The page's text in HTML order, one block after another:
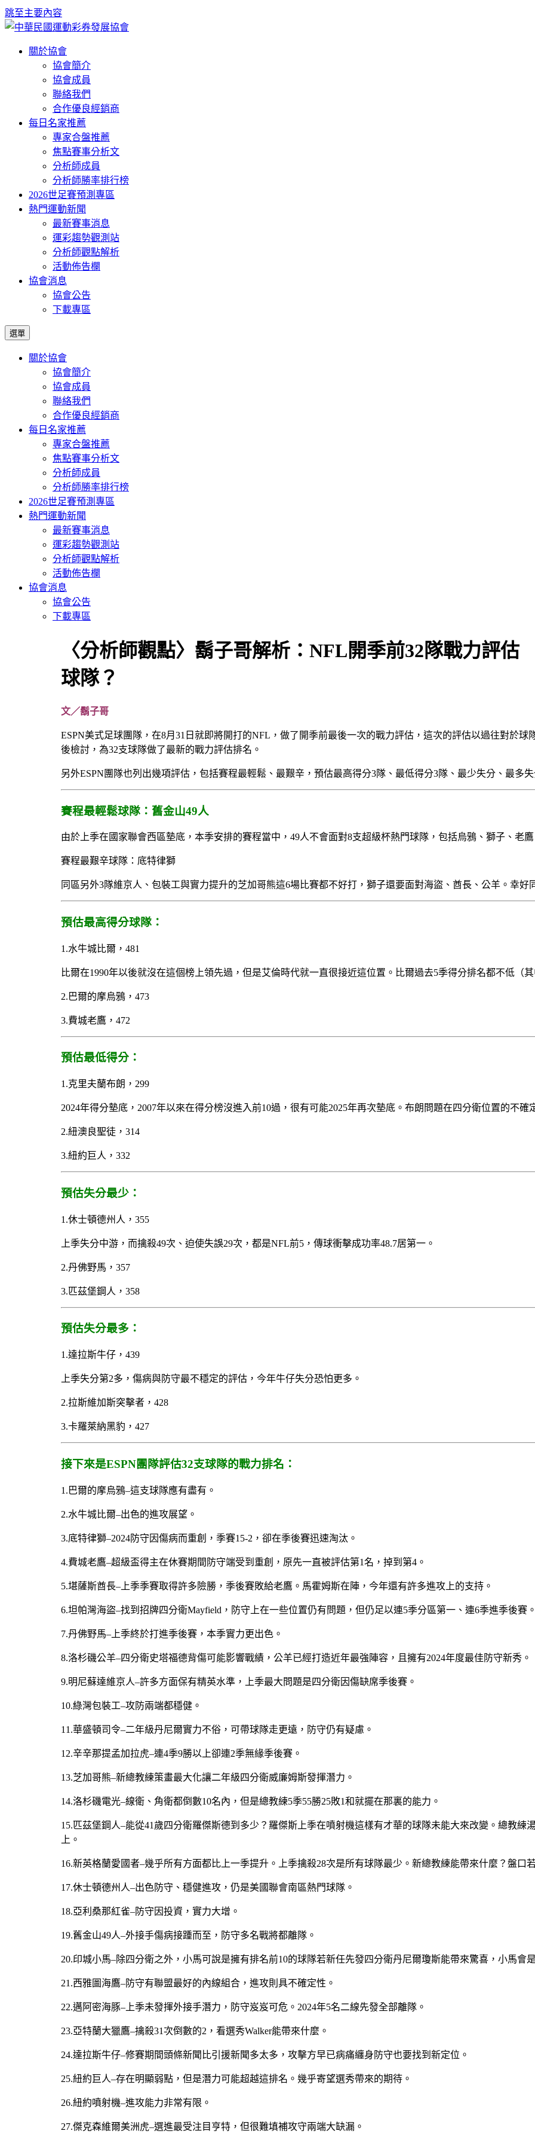
跳至主要內容
關於協會
協會簡介
協會成員
聯絡我們
合作優良經銷商
每日名家推薦
專家合盤推薦
焦點賽事分析文
分析師成員
分析師勝率排行榜
2026世足賽預測專區
熱門運動新聞
最新賽事消息
運彩趨勢觀測站
分析師觀點解析
活動佈告欄
協會消息
協會公告
下載專區
選單
關於協會
協會簡介
協會成員
聯絡我們
合作優良經銷商
每日名家推薦
專家合盤推薦
焦點賽事分析文
分析師成員
分析師勝率排行榜
2026世足賽預測專區
熱門運動新聞
最新賽事消息
運彩趨勢觀測站
分析師觀點解析
活動佈告欄
協會消息
協會公告
下載專區
〈分析師觀點〉鬍子哥解析：NFL開季前32隊戰力評
球隊？
文／鬍子哥
ESPN美式足球團隊，在8月31日就即將開打的NFL，做了開季前最後一次的戰力評估，這次的評估以過往對於
後檢討，為32支球隊做了最新的戰力評估排名。
另外ESPN團隊也列出幾項評估，包括賽程最輕鬆、最艱辛，預估最高得分3隊、最低得分3隊、最少失分、最多
賽程最輕鬆球隊：舊金山49人
由於上季在國家聯會西區墊底，本季安排的賽程當中，49人不會面對8支超級杯熱門球隊，包括烏鴉、獅子、老
賽程最艱辛球隊：底特律獅
同區另外3隊維京人、包裝工與實力提升的芝加哥熊這6場比賽都不好打，獅子還要面對海盜、酋長、公羊。幸好
預估最高得分球隊：
1.水牛城比爾，481
比爾在1990年以後就沒在這個榜上領先過，但是艾倫時代就一直很接近這位置。比爾過去5季得分排名都不低（
2.巴爾的摩烏鴉，473
3.費城老鷹，472
預估最低得分：
1.克里夫蘭布朗，299
2024年得分墊底，2007年以來在得分榜沒進入前10過，很有可能2025年再次墊底。布朗問題在四分衛位置的不確
2.紐澳良聖徒，314
3.紐約巨人，332
預估失分最少：
1.休士頓德州人，355
上季失分中游，而擒殺49次、迫使失誤29次，都是NFL前5，傳球衝擊成功率48.7居第一。
2.丹佛野馬，357
3.匹茲堡鋼人，358
預估失分最多：
1.達拉斯牛仔，439
上季失分第2多，傷病與防守最不穩定的評估，今年牛仔失分恐怕更多。
2.拉斯維加斯突擊者，428
3.卡羅萊納黑豹，427
接下來是ESPN團隊評估32支球隊的戰力排名：
1.巴爾的摩烏鴉–這支球隊應有盡有。
2.水牛城比爾–出色的進攻展望。
3.底特律獅–2024防守因傷病而重創，季賽15-2，卻在季後賽迅速淘汰。
4.費城老鷹–超級盃得主在休賽期間防守端受到重創，原先一直被評估第1名，掉到第4。
5.堪薩斯酋長–上季季賽取得許多險勝，季後賽敗給老鷹。馬霍姆斯在陣，今年還有許多進攻上的支持。
6.坦帕灣海盜–找到招牌四分衛Mayfield，防守上在一些位置仍有問題，但仍足以連5季分區第一、連6季進季後賽
7.丹佛野馬–上季終於打進季後賽，本季實力更出色。
8.洛杉磯公羊–四分衛史塔福德背傷可能影響戰績，公羊已經打造近年最強陣容，且擁有2024年度最佳防守新秀。
9.明尼蘇達維京人–許多方面保有精英水準，上季最大問題是四分衛因傷缺席季後賽。
10.綠灣包裝工–攻防兩端都穩健。
11.華盛頓司令–二年級丹尼爾實力不俗，可帶球隊走更遠，防守仍有疑慮。
12.辛辛那提孟加拉虎–連4季9勝以上卻連2季無緣季後賽。
13.芝加哥熊–新總教練策畫最大化讓二年級四分衛威廉姆斯發揮潛力。
14.洛杉磯電光–線衛、角衛都倒數10名內，但是總教練5季55勝25敗1和就擺在那裏的能力。
15.匹茲堡鋼人–能從41歲四分衛羅傑斯德到多少？羅傑斯上季在噴射機這樣有才華的球隊未能大來改變。總教練
上。
16.新英格蘭愛國者–幾乎所有方面都比上一季提升。上季擒殺28次是所有球隊最少。新總教練能帶來什麼？盤口
17.休士頓德州人–出色防守、穩健進攻，仍是美國聯會南區熱門球隊。
18.亞利桑那紅雀–防守因投資，實力大增。
19.舊金山49人–外接手傷病接踵而至，防守多名戰將都離隊。
20.印城小馬–除四分衛之外，小馬可說是擁有排名前10的球隊若新任先發四分衛丹尼爾瓊斯能帶來驚喜，小馬會
21.西雅圖海鷹–防守有聯盟最好的內線組合，進攻則具不確定性。
22.邁阿密海豚–上季未發揮外接手潛力，防守岌岌可危。2024年5名二線先發全部離隊。
23.亞特蘭大獵鷹–擒殺31次倒數的2，看選秀Walker能帶來什麼。
24.達拉斯牛仔–修賽期間頭條新聞比引援新聞多太多，攻擊方早已病痛纏身防守也要找到新定位。
25.紐約巨人–存在明顯弱點，但是潛力可能超越這排名。幾乎寄望選秀帶來的期待。
26.紐約噴射機–進攻能力非常有限。
27.傑克森維爾美洲虎–選進最受注目亨特，但很難填補攻守兩端大缺漏。